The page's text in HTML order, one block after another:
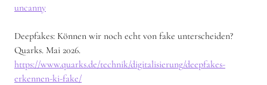
uncanny
Deepfakes: Können wir noch echt von fake unterscheiden?
Quarks. Mai 2026.
https://www.quarks.de/technik/digitalisierung/deepfakes-
erkennen-ki-fake/